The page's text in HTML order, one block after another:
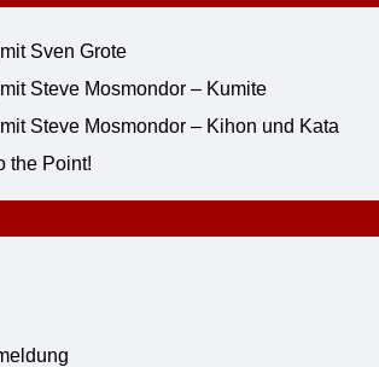
Sven Grote
Steve Mosmondor – Kumite
Steve Mosmondor – Kihon und Kata
the Point!